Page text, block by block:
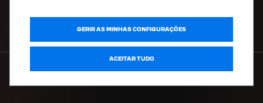
CONFIGURADORGERIR AS MINHAS CONFIGURAÇÕES
ACEITAR TUDO